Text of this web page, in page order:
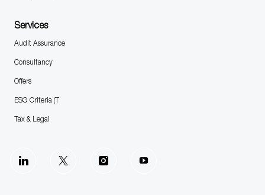
Services
Audit Assurance
Consultancy
Offers
ESG Criteria (T
Tax & Legal
follow